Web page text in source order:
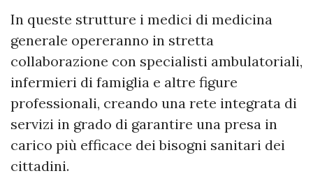
In queste strutture i medici di medicina
generale opereranno in stretta
collaborazione con specialisti ambulatoriali,
infermieri di famiglia e altre figure
professionali, creando una rete integrata di
servizi in grado di garantire una presa in
carico più efficace dei bisogni sanitari dei
cittadini.